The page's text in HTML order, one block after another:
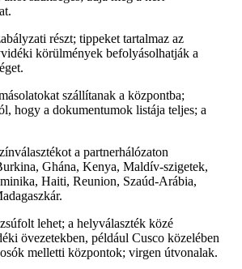
részt; tippeket tartalmaz az
körülmények befolyásolhatják a
szállítanak a központba;
hogy a dokumentumok listája teljes; a
a partnerhálózaton
Ghána, Kenya, Maldív-szigetek,
Haiti, Reunion, Szaúd-Arábia,
lehet; a helyválaszték közé
övezetekben, például Cusco közelében
melletti központok; virgen útvonalak.